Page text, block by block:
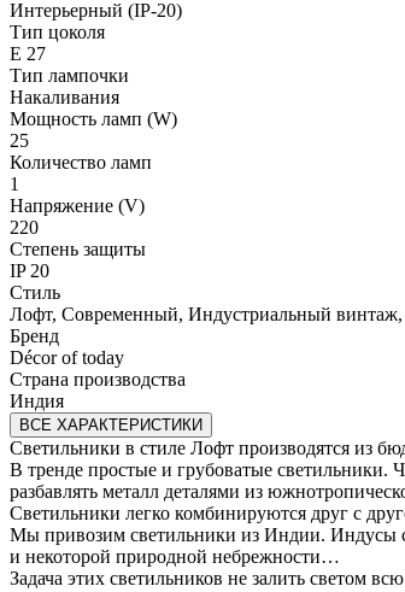
Интерьерный (IP-20)
Тип цоколя
E 27
Тип лампочки
Накаливания
Мощность ламп (W)
25
Количество ламп
1
Напряжение (V)
220
Степень защиты
IP 20
Стиль
Лофт, Современный, Индустриальный
Бренд
Décor of today
Страна производства
Индия
ВСЕ ХАРАКТЕРИСТИКИ
Светильники в стиле Лофт производятся из
В тренде простые и грубоватые светильники.
разбавлять металл деталями из
Светильники легко комбинируются друг с
Мы привозим светильники из Индии. Индусы
и некоторой природной небрежности…
Задача этих светильников не залить светом